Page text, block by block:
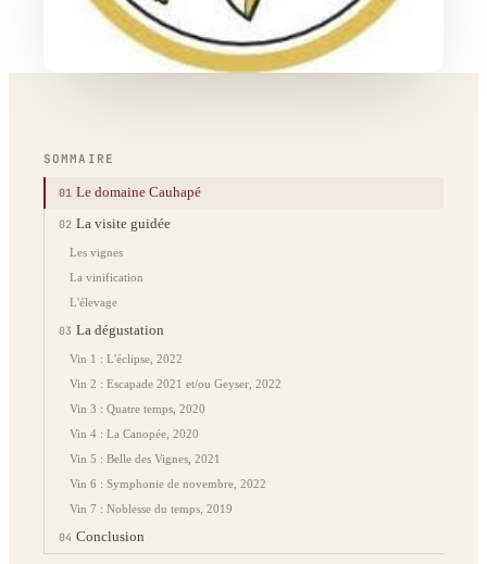
SOMMAIRE
01 Le domaine Cauhapé
02 La visite guidée
Les vignes
La vinification
L'élevage
03 La dégustation
Vin 1 : L'éclipse, 2022
Vin 2 : Escapade 2021 et/ou Geyser, 2022
Vin 3 : Quatre temps, 2020
Vin 4 : La Canopée, 2020
Vin 5 : Belle des Vignes, 2021
Vin 6 : Symphonie de novembre, 2022
Vin 7 : Noblesse du temps, 2019
04 Conclusion